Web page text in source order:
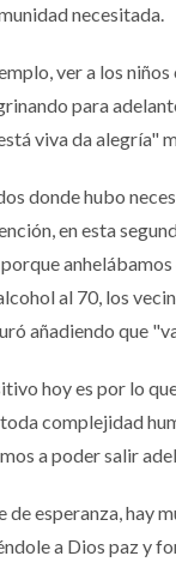
necesitada.
ver a los
para
viva da alegría"
donde hubo
en esta
al 70, los
añadiendo que
hoy es por lo
toda complejidad
a poder salir
esperanza, hay
a Dios paz y